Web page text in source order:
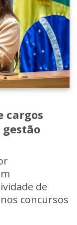
cargos
de
concursos